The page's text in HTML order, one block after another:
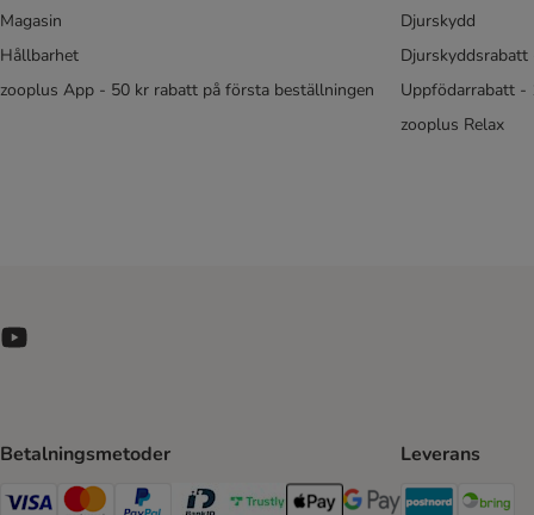
Magasin
Hållbarhet
zooplus App - 50 kr rabatt på första beställningen
Djurskydd
Uppfödarrabatt -
zooplus Relax
Betalningsmetoder Leverans
Postnord